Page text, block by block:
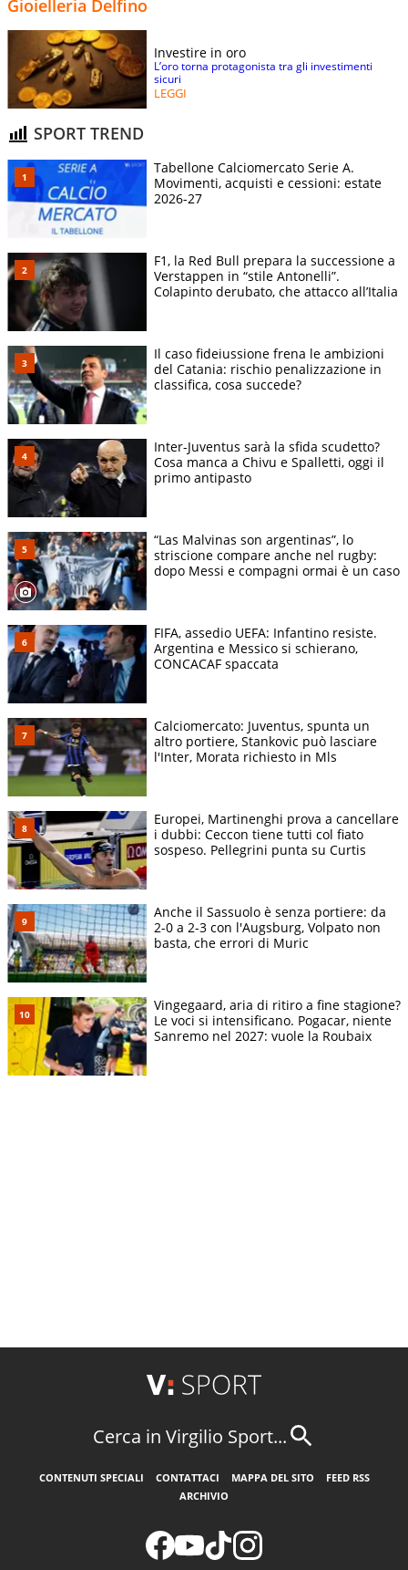
Gioielleria Delfino
Investire in oro
L’oro torna protagonista tra gli investimenti
sicuri
LEGGI
SPORT TREND
Tabellone Calciomercato Serie A.
Movimenti, acquisti e cessioni: estate
2026-27
F1, la Red Bull prepara la successione a
Verstappen in “stile Antonelli”.
Colapinto derubato, che attacco all’Italia
Il caso fideiussione frena le ambizioni
del Catania: rischio penalizzazione in
classifica, cosa succede?
Inter-Juventus sarà la sfida scudetto?
Cosa manca a Chivu e Spalletti, oggi il
primo antipasto
“Las Malvinas son argentinas”, lo
striscione compare anche nel rugby:
dopo Messi e compagni ormai è un caso
FIFA, assedio UEFA: Infantino resiste.
Argentina e Messico si schierano,
CONCACAF spaccata
Calciomercato: Juventus, spunta un
altro portiere, Stankovic può lasciare
l'Inter, Morata richiesto in Mls
Europei, Martinenghi prova a cancellare
i dubbi: Ceccon tiene tutti col fiato
sospeso. Pellegrini punta su Curtis
Anche il Sassuolo è senza portiere: da
2-0 a 2-3 con l'Augsburg, Volpato non
basta, che errori di Muric
Vingegaard, aria di ritiro a fine stagione?
Le voci si intensificano. Pogacar, niente
Sanremo nel 2027: vuole la Roubaix
Cerca in Virgilio Sport...
CONTENUTI SPECIALI CONTATTACI MAPPA DEL SITO
FEED RSS
ARCHIVIO